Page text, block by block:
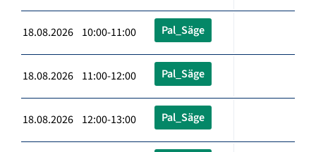
18.08.2026 10:00-11:00 Pal_Säge
18.08.2026 11:00-12:00 Pal_Säge
18.08.2026 12:00-13:00 Pal_Säge